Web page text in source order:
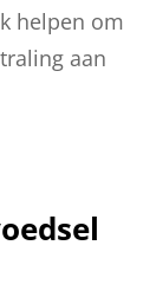
helpen om
aan